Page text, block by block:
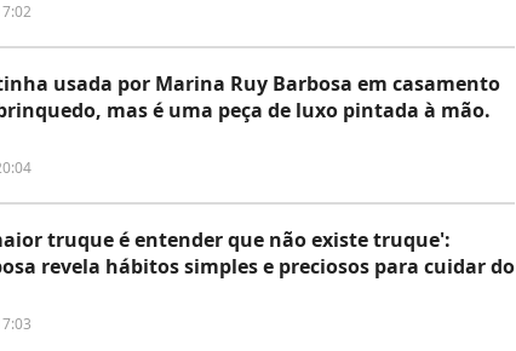
usada por Marina Ruy Barbosa em casamento
mas é uma peça de luxo pintada à mão.
truque é entender que não existe truque':
revela hábitos simples e preciosos para cuidar do